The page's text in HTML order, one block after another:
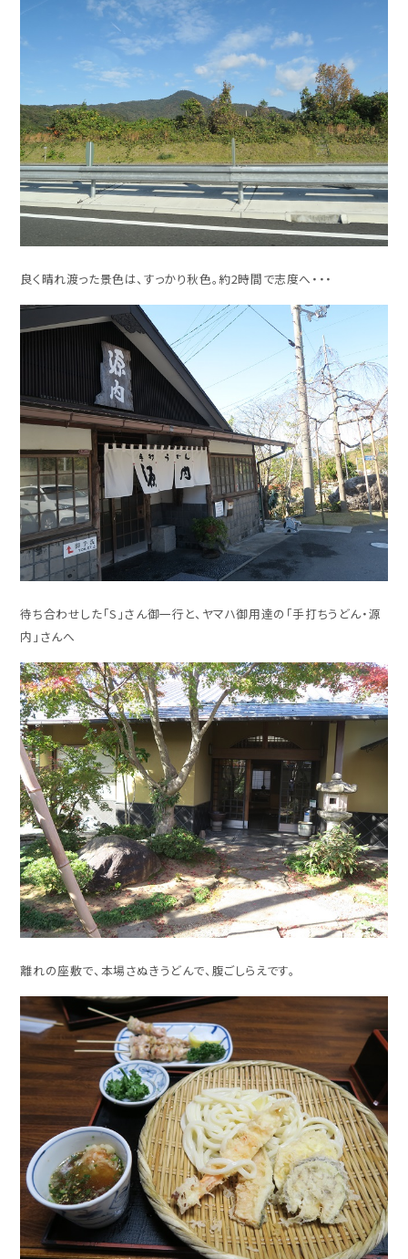
良く晴れ渡った景色は、すっかり秋色。約2時間で志度へ・・・
待ち合わせした「S」さん御一行と、ヤマハ御用達の「手打ちうどん・源
内」さんへ
離れの座敷で、本場さぬきうどんで、腹ごしらえです。